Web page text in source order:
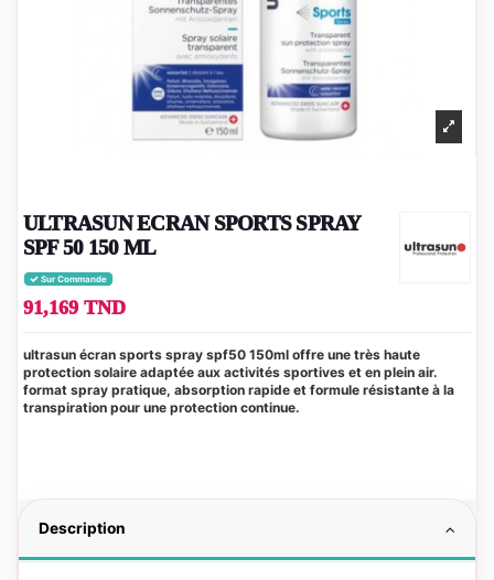
ULTRASUN ECRAN SPORTS SPRAY
SPF 50 150 ML
Sur Commande
91,169 TND
ultrasun écran sports spray spf50 150ml offre une très haute
protection solaire adaptée aux activités sportives et en plein air.
format spray pratique, absorption rapide et formule résistante à la
transpiration pour une protection continue.
Description